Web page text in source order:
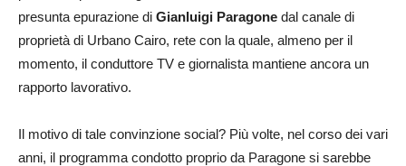
presunta epurazione di Gianluigi Paragone dal canale di
proprietà di Urbano Cairo, rete con la quale, almeno per il
momento, il conduttore TV e giornalista mantiene ancora un
rapporto lavorativo.
Il motivo di tale convinzione social? Più volte, nel corso dei vari
anni, il programma condotto proprio da Paragone si sarebbe